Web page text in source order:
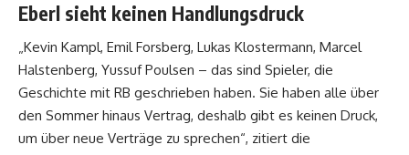
Eberl sieht keinen Handlungsdruck
„Kevin Kampl, Emil Forsberg, Lukas Klostermann, Marcel
Halstenberg, Yussuf Poulsen – das sind Spieler, die
Geschichte mit RB geschrieben haben. Sie haben alle über
den Sommer hinaus Vertrag, deshalb gibt es keinen Druck,
um über neue Verträge zu sprechen“, zitiert die